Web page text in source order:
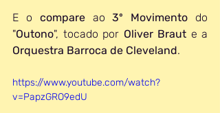
E o compare ao 3º Movimento do
"Outono", tocado por Oliver Braut
Orquestra Barroca de Cleveland.
https://www.youtube.com/watch?
v=PapzGRO9edU